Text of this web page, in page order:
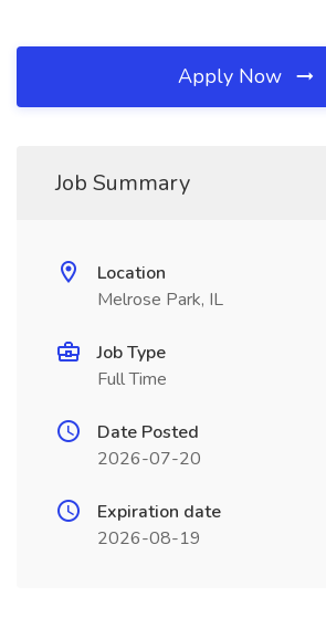
Apply Now
Job Summary
Location
Melrose Park, IL
Job Type
Full Time
Date Posted
2026-07-20
Expiration date
2026-08-19